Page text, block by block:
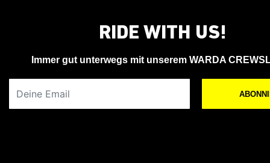
RIDE WITH US!
Immer gut unterwegs mit unserem WARDA